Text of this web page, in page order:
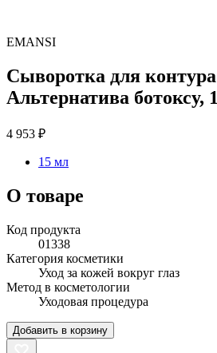
EMANSI
Сыворотка для контура
Альтернатива
4 953 ₽
15 мл
О товаре
Код продукта
01338
Категория косметики
Уход за кожей вокруг глаз
Метод в косметологии
Уходовая процедура
Добавить в корзину